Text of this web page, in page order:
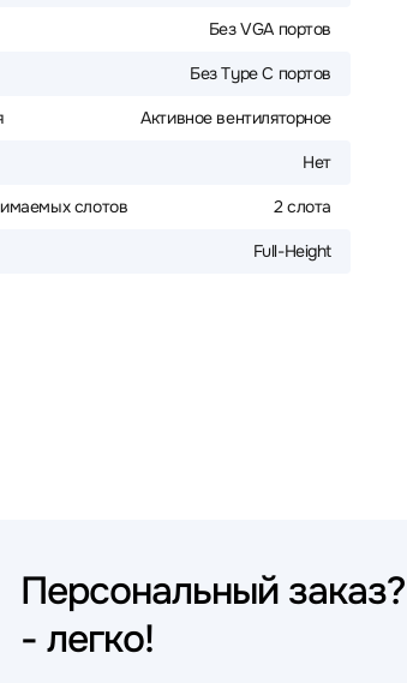
Без VGA портов
Без Type C портов
Активное вентиляторное
Нет
слотов 2 слота
Full-Height
Персональный заказ?
- легко!